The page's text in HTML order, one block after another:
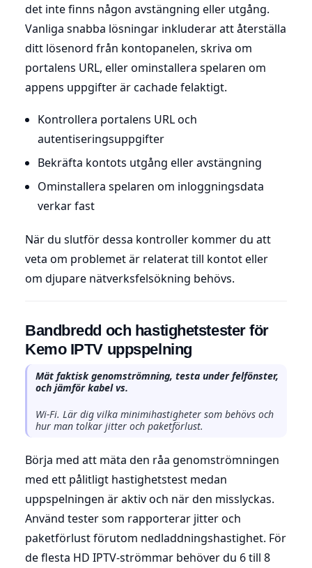
det inte finns någon avstängning eller utgång.
Vanliga snabba lösningar inkluderar att återställa
ditt lösenord från kontopanelen, skriva om
portalens URL, eller ominstallera spelaren om
appens uppgifter är cachade felaktigt.
Kontrollera portalens URL och
autentiseringsuppgifter
Bekräfta kontots utgång eller avstängning
Ominstallera spelaren om inloggningsdata
verkar fast
När du slutför dessa kontroller kommer du att
veta om problemet är relaterat till kontot eller
om djupare nätverksfelsökning behövs.
Bandbredd och hastighetstester för
Kemo IPTV uppspelning
Mät faktisk genomströmning, testa under felfönster,
och jämför kabel vs.
Wi-Fi. Lär dig vilka minimihastigheter som behövs och
hur man tolkar jitter och paketförlust.
Börja med att mäta den råa genomströmningen
med ett pålitligt hastighetstest medan
uppspelningen är aktiv och när den misslyckas.
Använd tester som rapporterar jitter och
paketförlust förutom nedladdningshastighet. För
de flesta HD IPTV-strömmar behöver du 6 till 8